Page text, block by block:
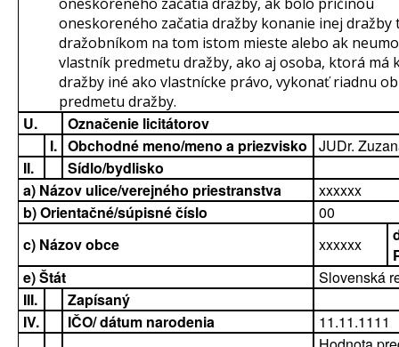
oneskoreného začatia dražby konanie inej dražby
dražobníkom na tom istom mieste alebo ak
vlastník predmetu dražby, ako aj osoba, ktorá má
dražby iné ako vlastnícke právo, vykonať riadnu
predmetu dražby.
U.
Označenie licitátorov
I. Obchodné meno/meno a priezvisko
JUDr.
II.
Sídlo/bydlisko
a) Názov ulice/verejného priestranstva
xxxxxx
b) Orientačné/súpisné číslo
00
c) Názov obce
xxxxxx
e) Štát
Slovenská
III.
Zapísaný
IV.
IČO/ dátum narodenia 11.11.1111